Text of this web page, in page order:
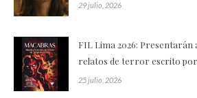
29 julio, 2026
FIL Lima 2026: Presentarán
relatos de terror escrito
25 julio, 2026